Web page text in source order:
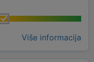
Više informacija